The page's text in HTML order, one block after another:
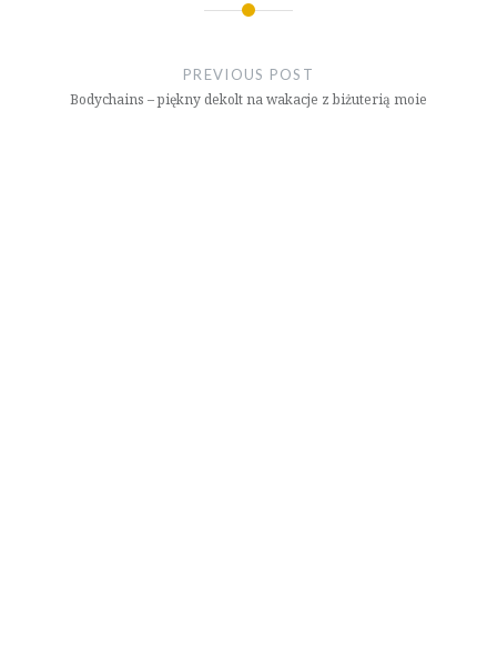
PREVIOUS POST
Bodychains – piękny dekolt na wakacje z biżuterią moie